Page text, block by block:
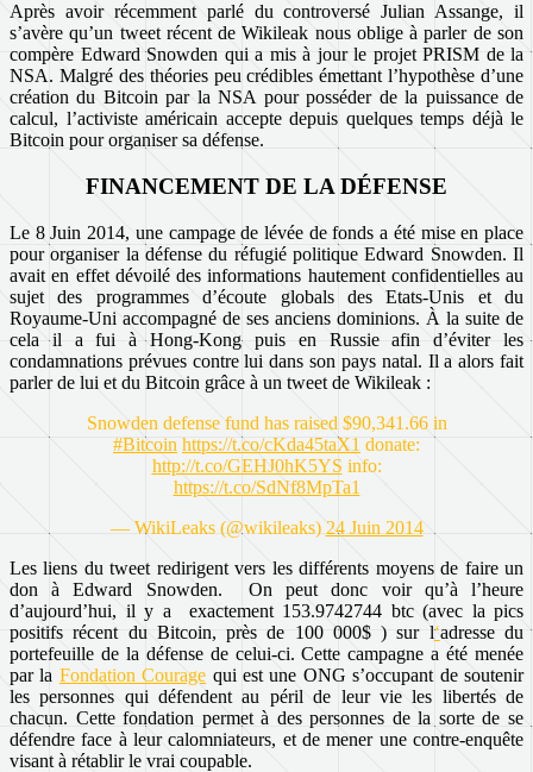
Après avoir récemment parlé du controversé Julian Assange, il
s’avère qu’un tweet récent de Wikileak nous oblige à parler de son
compère Edward Snowden qui a mis à jour le projet PRISM de la
NSA. Malgré des théories peu crédibles émettant l’hypothèse d’une
création du Bitcoin par la NSA pour posséder de la puissance de
calcul, l’activiste américain accepte depuis quelques temps déjà le
Bitcoin pour organiser sa défense.
FINANCEMENT DE LA DÉFENSE
Le 8 Juin 2014, une campage de lévée de fonds a été mise en place
pour organiser la défense du réfugié politique Edward Snowden. Il
avait en effet dévoilé des informations hautement confidentielles au
sujet des programmes d’écoute globals des Etats-Unis et du
Royaume-Uni accompagné de ses anciens dominions. À la suite de
cela il a fui à Hong-Kong puis en Russie afin d’éviter les
condamnations prévues contre lui dans son pays natal. Il a alors fait
parler de lui et du Bitcoin grâce à un tweet de Wikileak :
Snowden defense fund has raised $90,341.66 in
#Bitcoin https://t.co/cKda45taX1 donate:
http://t.co/GEHJ0hK5YS info:
https://t.co/SdNf8MpTa1
— WikiLeaks (@wikileaks) 24 Juin 2014
Les liens du tweet redirigent vers les différents moyens de faire un
don à Edward Snowden. On peut donc voir qu’à l’heure
d’aujourd’hui, il y a exactement 153.9742744 btc (avec la pics
positifs récent du Bitcoin, près de 100 000$ ) sur l‘adresse du
portefeuille de la défense de celui-ci. Cette campagne a été menée
par la Fondation Courage qui est une ONG s’occupant de soutenir
les personnes qui défendent au péril de leur vie les libertés de
chacun. Cette fondation permet à des personnes de la sorte de se
défendre face à leur calomniateurs, et de mener une contre-enquête
visant à rétablir le vrai coupable.